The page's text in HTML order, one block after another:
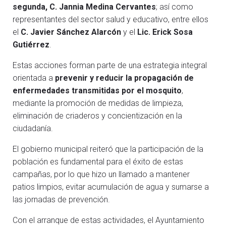
segunda, C. Jannia Medina Cervantes; así como
representantes del sector salud y educativo, entre ellos
el C. Javier Sánchez Alarcón y el Lic. Erick Sosa
Gutiérrez.
Estas acciones forman parte de una estrategia integral
orientada a prevenir y reducir la propagación de
enfermedades transmitidas por el mosquito,
mediante la promoción de medidas de limpieza,
eliminación de criaderos y concientización en la
ciudadanía.
El gobierno municipal reiteró que la participación de la
población es fundamental para el éxito de estas
campañas, por lo que hizo un llamado a mantener
patios limpios, evitar acumulación de agua y sumarse a
las jornadas de prevención.
Con el arranque de estas actividades, el Ayuntamiento